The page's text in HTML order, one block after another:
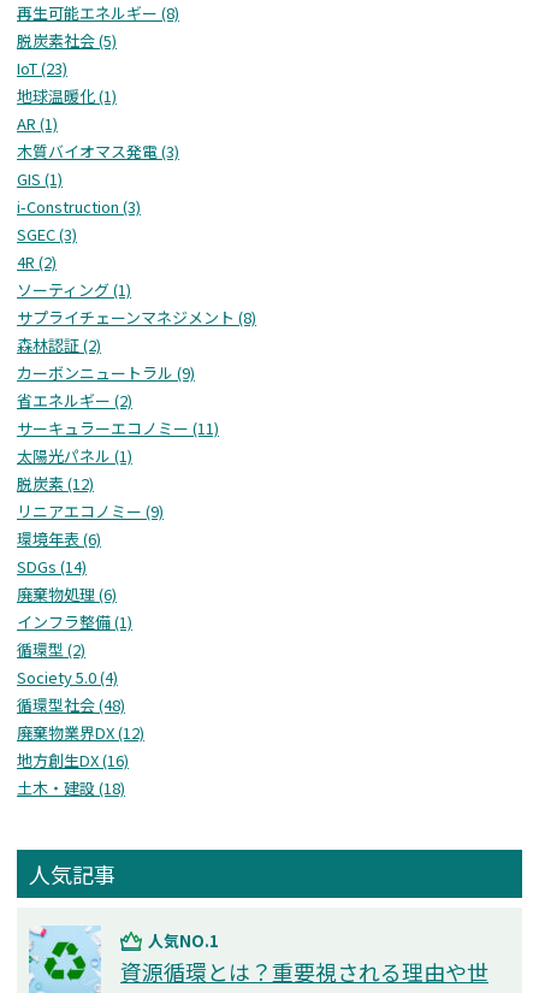
再生可能エネルギー (8)
脱炭素社会 (5)
IoT (23)
地球温暖化 (1)
AR (1)
木質バイオマス発電 (3)
GIS (1)
i-Construction (3)
SGEC (3)
4R (2)
ソーティング (1)
サプライチェーンマネジメント (8)
森林認証 (2)
カーボンニュートラル (9)
省エネルギー (2)
サーキュラーエコノミー (11)
太陽光パネル (1)
脱炭素 (12)
リニアエコノミー (9)
環境年表 (6)
SDGs (14)
廃棄物処理 (6)
インフラ整備 (1)
循環型 (2)
Society 5.0 (4)
循環型社会 (48)
廃棄物業界DX (12)
地方創生DX (16)
⼟⽊・建設 (18)
人気記事
人気NO.1
資源循環とは？重要視される理由や世